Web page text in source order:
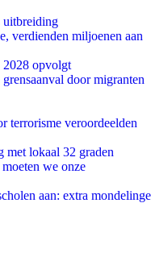
uitbreiding
verdienden miljoenen aan
2028 opvolgt
door migranten
terrorisme veroordeelden
met lokaal 32 graden
we onze
aan: extra mondelinge